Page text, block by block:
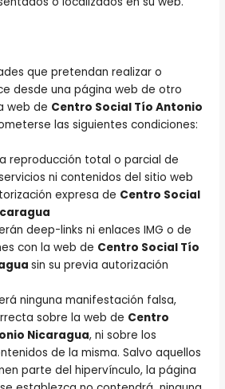
que pretendan realizar o
desde una página web de otro
web de Centro Social Tío Antonio
las siguientes condiciones:
reproducción total o parcial de
ni contenidos del sitio web
expresa de Centro Social
deep-links ni enlaces IMG o de
con la web de Centro Social Tío
sin su previa autorización
ninguna manifestación falsa,
sobre la web de Centro
Nicaragua, ni sobre los
de la misma. Salvo aquellos
parte del hipervínculo, la página